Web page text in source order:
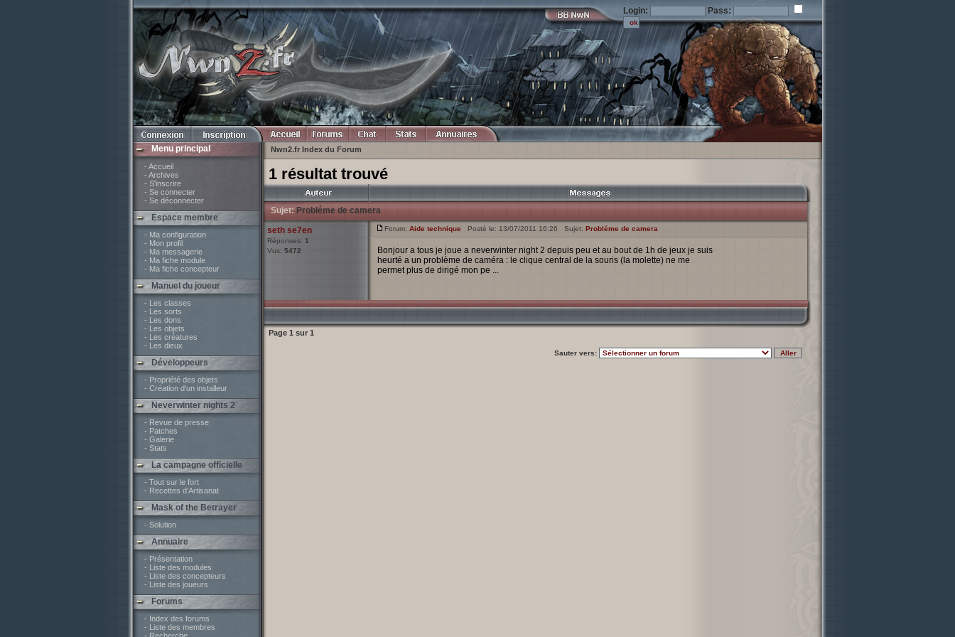
Login: Pass:
Menu principal
- Accueil
- Archives
- S'inscrire
- Se connecter
- Se déconnecter
Espace membre
- Ma configuration
- Mon profil
- Ma messagerie
- Ma fiche module
- Ma fiche concepteur
Manuel du joueur
- Les classes
- Les sorts
- Les dons
- Les objets
- Les créatures
- Les dieux
Développeurs
- Propriété des objets
- Création d'un installeur
Neverwinter nights 2
- Revue de presse
- Patches
- Galerie
- Stats
La campagne officielle
- Tout sur le fort
- Recettes d'Artisanat
Mask of the Betrayer
- Solution
Annuaire
- Présentation
- Liste des modules
- Liste des concepteurs
- Liste des joueurs
Forums
- Index des forums
- Liste des membres
Nwn2.fr Index du Forum
1 résultat trouvé
Sujet:Probléme de camera
seth se7en
Réponses: 1
Vus: 5472
Forum: Aide technique Posté le: 13/07/2011 16:26 Sujet: Probléme de camera
Bonjour a tous je joue a neverwinter night 2 depuis peu et au bout de 1h de jeux je suis
heurté a un problème de caméra : le clique central de la souris (la molette) ne me
permet plus de dirigé mon pe ...
Page 1 sur 1
Sauter vers: